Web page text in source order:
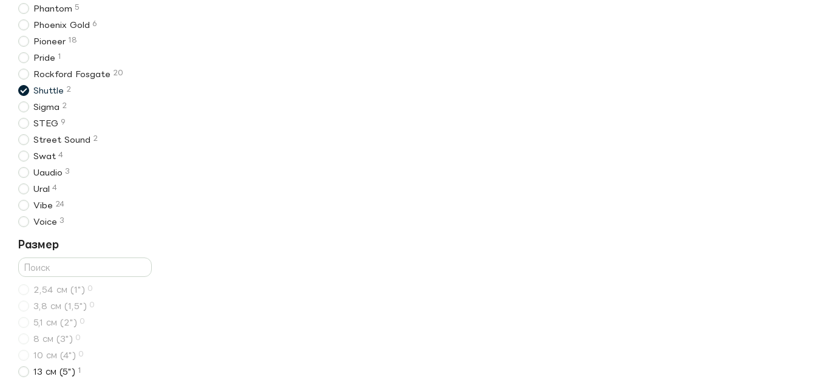
Phantom 5
Phoenix Gold 6
Pioneer 18
Pride 1
Rockford Fosgate 20
Shuttle 2
Sigma 2
STEG 9
Street Sound 2
Swat 4
Uaudio 3
Ural 4
Vibe 24
Voice 3
Размер
2,54 см (1") 0
3,8 см (1,5") 0
5,1 см (2") 0
8 см (3") 0
10 см (4") 0
13 см (5") 1